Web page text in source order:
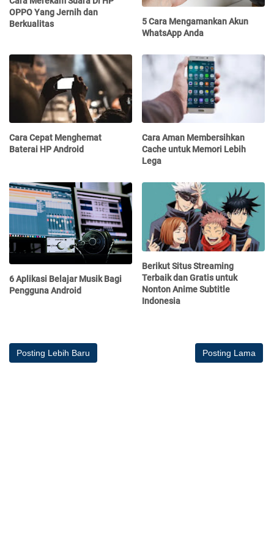
OPPO Yang Jernih dan
Berkualitas
5 Cara Mengamankan Akun
WhatsApp Anda
Cara Cepat Menghemat
Baterai HP Android
Cara Aman Membersihkan
Cache untuk Memori Lebih
Lega
6 Aplikasi Belajar Musik Bagi
Pengguna Android
Berikut Situs Streaming
Terbaik dan Gratis untuk
Nonton Anime Subtitle
Indonesia
Posting Lebih Baru Posting Lama